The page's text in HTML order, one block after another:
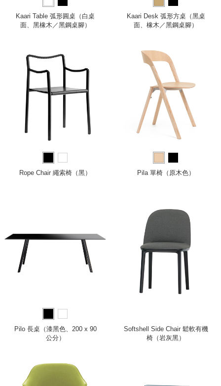
Kaari Table 弧形圓桌（白桌
面、黑橡木／黑鋼桌腳）
Kaari Desk 弧形方桌（黑桌
面、橡木／黑鋼桌腳）
Rope Chair 繩索椅（黑） Pila 單椅（原木色）
Pilo 長桌（漆黑色、200 x 90
公分）
Softshell Side Chair 鬆軟有機
椅（岩灰黑）